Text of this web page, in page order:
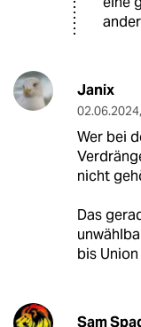
Janix
02.06.2024,
Wer bei
nicht
Das
bis
Sam